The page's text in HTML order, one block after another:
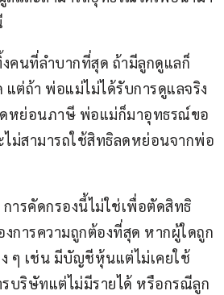
งคนที่ลำบากที่สุด ถ้ามีลูกดูแลก็
ต่ถ้า พ่อแม่ไม่ได้รับการดูแลจริง
ดหย่อนภาษี พ่อแม่ก็มาอุทธรณ์ขอ
ม่สามารถใช้สิทธิลดหย่อนจากพ่อ
ารคัดกรองนี้ไม่ใช่เพื่อตัดสิทธิ
งการความถูกต้องที่สุด หากผู้ใดถูก
ๆ เช่น มีบัญชีหุ้นแต่ไม่เคยใช้
บริษัทแต่ไม่มีรายได้ หรือกรณีลูก